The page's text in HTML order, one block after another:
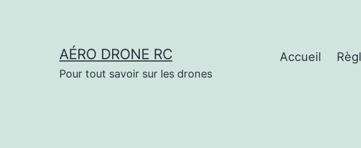
AÉRO DRONE RC
Pour tout savoir sur les drones
Accueil